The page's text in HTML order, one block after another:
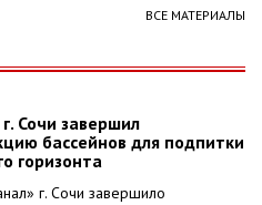
ВСЕ МАТЕРИАЛЫ
Сочи завершил
бассейнов для подпитки
горизонта
г. Сочи завершило